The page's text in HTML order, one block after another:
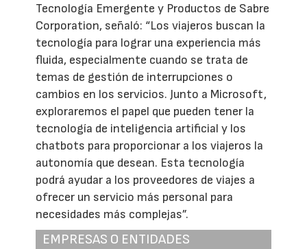
Tecnología Emergente y Productos de Sabre
Corporation, señaló: “Los viajeros buscan la
tecnología para lograr una experiencia más
fluida, especialmente cuando se trata de
temas de gestión de interrupciones o
cambios en los servicios. Junto a Microsoft,
exploraremos el papel que pueden tener la
tecnología de inteligencia artificial y los
chatbots para proporcionar a los viajeros la
autonomía que desean. Esta tecnología
podrá ayudar a los proveedores de viajes a
ofrecer un servicio más personal para
necesidades más complejas”.
EMPRESAS O ENTIDADES